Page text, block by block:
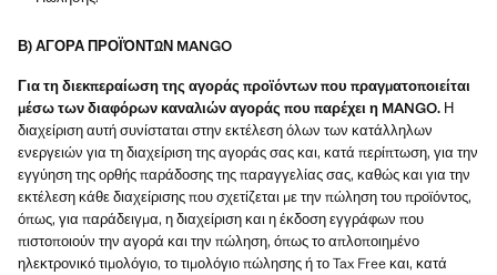
Β) ΑΓΟΡΑ ΠΡΟΪΌΝΤΩΝ MANGO
Για τη διεκπεραίωση της αγοράς προϊόντων που πραγματοποιείται
μέσω των διαφόρων καναλιών αγοράς που παρέχει η MANGO. Η
διαχείριση αυτή συνίσταται στην εκτέλεση όλων των κατάλληλων
ενεργειών για τη διαχείριση της αγοράς σας και, κατά περίπτωση, για την
εγγύηση της ορθής παράδοσης της παραγγελίας σας, καθώς και για την
εκτέλεση κάθε διαχείρισης που σχετίζεται με την πώληση του προϊόντος,
όπως, για παράδειγμα, η διαχείριση και η έκδοση εγγράφων που
πιστοποιούν την αγορά και την πώληση, όπως το απλοποιημένο
ηλεκτρονικό τιμολόγιο, το τιμολόγιο πώλησης ή το Tax Free και, κατά